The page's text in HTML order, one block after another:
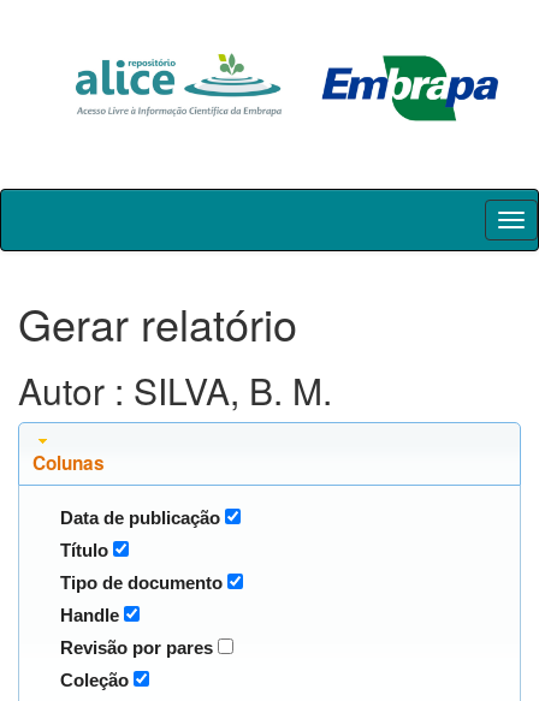
Skip
Gerar relatório
Autor : SILVA, B. M.
Colunas
Data de publicação
Título
Tipo de documento
Handle
Revisão por pares
Coleção